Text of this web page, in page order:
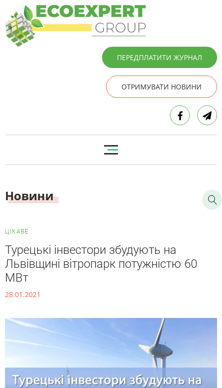
ПЕРЕДПЛАТИТИ ЖУРНАЛ
ОТРИМУВАТИ НОВИНИ
Новини
ЦІКАВЕ
Турецькі інвестори збудують на
Львівщині вітропарк потужністю 60
МВт
28.01.2021